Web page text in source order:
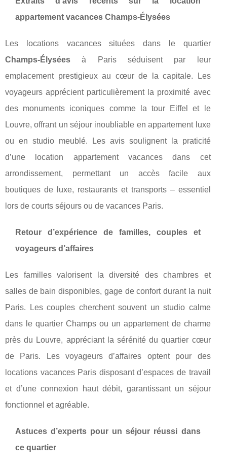
appartement vacances Champs-Élysées
Les locations vacances situées dans le quartier
Champs-Élysées à Paris séduisent par leur
emplacement prestigieux au cœur de la capitale. Les
voyageurs apprécient particulièrement la proximité avec
des monuments iconiques comme la tour Eiffel et le
Louvre, offrant un séjour inoubliable en appartement luxe
ou en studio meublé. Les avis soulignent la praticité
d’une location appartement vacances dans cet
arrondissement, permettant un accès facile aux
boutiques de luxe, restaurants et transports – essentiel
lors de courts séjours ou de vacances Paris.
Retour d’expérience de familles, couples et
voyageurs d’affaires
Les familles valorisent la diversité des chambres et
salles de bain disponibles, gage de confort durant la nuit
Paris. Les couples cherchent souvent un studio calme
dans le quartier Champs ou un appartement de charme
près du Louvre, appréciant la sérénité du quartier cœur
de Paris. Les voyageurs d’affaires optent pour des
locations vacances Paris disposant d’espaces de travail
et d’une connexion haut débit, garantissant un séjour
fonctionnel et agréable.
Astuces d’experts pour un séjour réussi dans
ce quartier